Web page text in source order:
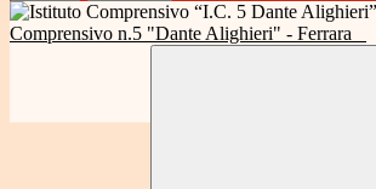
Comprensivo n.5 "Dante Alighieri" - Ferrara